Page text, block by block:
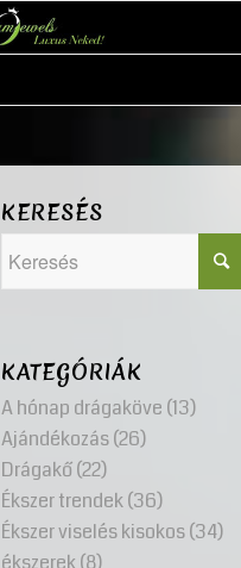
KERESÉS
KATEGÓRIÁK
A hónap drágaköve (13)
Ajándékozás(26)
Drágakő(22)
Ékszer trendek(36)
Ékszer viselés kisokos(34)